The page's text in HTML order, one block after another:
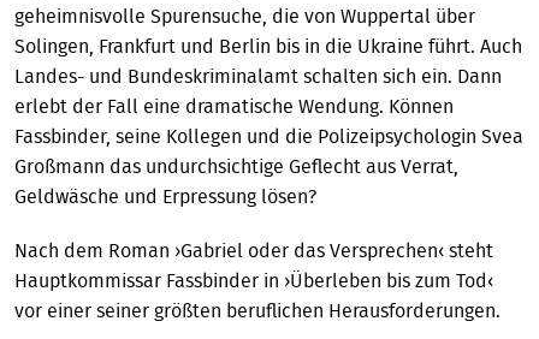
geheimnisvolle Spurensuche, die von Wuppertal über
Solingen, Frankfurt und Berlin bis in die Ukraine führt. Auch
Landes- und Bundeskriminalamt schalten sich ein. Dann
erlebt der Fall eine dramatische Wendung. Können
Fassbinder, seine Kollegen und die Polizeipsychologin Svea
Großmann das undurchsichtige Geflecht aus Verrat,
Geldwäsche und Erpressung lösen?
Nach dem Roman ›Gabriel oder das Versprechen‹ steht
Hauptkommissar Fassbinder in ›Überleben bis zum Tod‹
vor einer seiner größten beruflichen Herausforderungen.